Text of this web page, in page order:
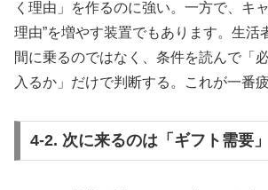
く理由」を作るのに強い。一方で、キ
理由”を増やす装置でもあります。生活
間に乗るのではなく、条件を読んで「
入るか」だけで判断する。これが一番
4-2. 次に来るのは「ギフト需要